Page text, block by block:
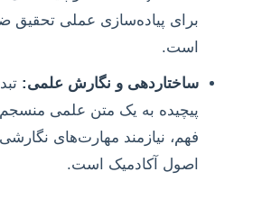
برای پیاده‌سازی عملی تحقیق
است.
ساختاردهی و نگارش علمی:
پیچیده به یک متن علمی
فهم، نیازمند مهارت‌های
اصول آکادمیک است.